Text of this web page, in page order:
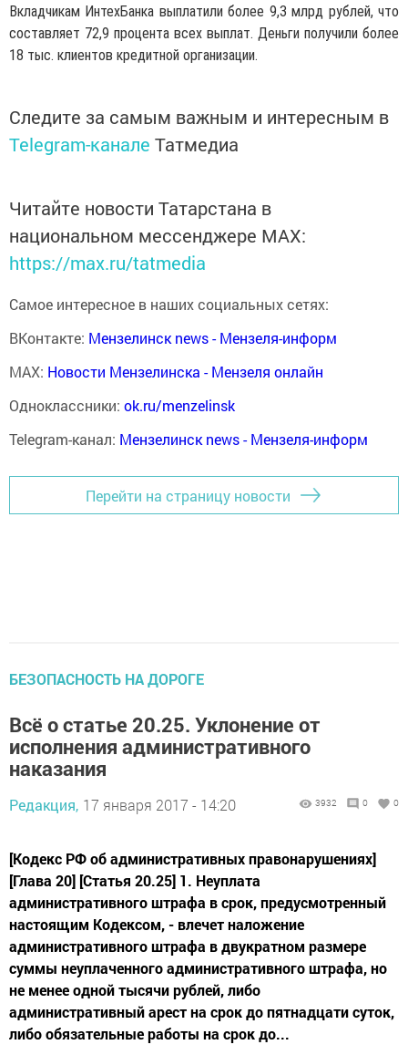
Вкладчикам ИнтехБанка выплатили более 9,3 млрд рублей, что
составляет 72,9 процента всех выплат. Деньги получили более
18 тыс. клиентов кредитной организации.
Следите за самым важным и интересным в
Telegram-канале Татмедиа
Читайте новости Татарстана в
национальном мессенджере MАХ:
https://max.ru/tatmedia
Самое интересное в наших социальных сетях:
ВКонтакте: Мензелинск news - Мензеля-информ
MAX: Новости Мензелинска - Мензеля онлайн
Одноклассники: ok.ru/menzelinsk
Telegram-канал: Мензелинск news - Мензеля-информ
Перейти на страницу новости
БЕЗОПАСНОСТЬ НА ДОРОГЕ
Всё о статье 20.25. Уклонение от
исполнения административного
наказания
Редакция, 17 января 2017 - 14:20 3932 0 0
[Кодекс РФ об административных правонарушениях]
[Глава 20] [Статья 20.25] 1. Неуплата
административного штрафа в срок, предусмотренный
настоящим Кодексом, - влечет наложение
административного штрафа в двукратном размере
суммы неуплаченного административного штрафа, но
не менее одной тысячи рублей, либо
административный арест на срок до пятнадцати суток,
либо обязательные работы на срок до...